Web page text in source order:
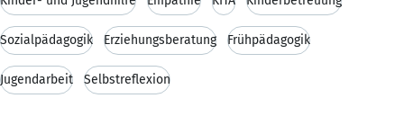
Sozialpädagogik Erziehungsberatung Frühpädagogik
Jugendarbeit Selbstreflexion